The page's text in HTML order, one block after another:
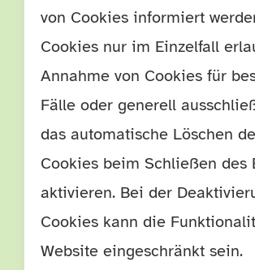
von Cookies informiert
Cookies nur im Einzelfall
Annahme von Cookies für
Fälle oder generell
das automatische Löschen
Cookies beim Schließen des
aktivieren. Bei der
Cookies kann die
Website eingeschränkt sein.